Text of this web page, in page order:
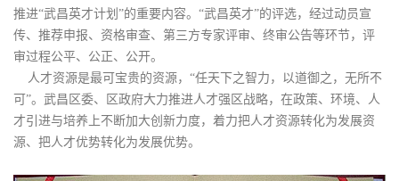
推进“武昌英才计划”的重要内容。“武昌英才”的评选，经过动员宣
传、推荐申报、资格审查、第三方专家评审、终审公告等环节，评
审过程公平、公正、公开。
人才资源是最可宝贵的资源，“任天下之智力，以道御之，无所不
可”。武昌区委、区政府大力推进人才强区战略，在政策、环境、人
才引进与培养上不断加大创新力度，着力把人才资源转化为发展资
源、把人才优势转化为发展优势。